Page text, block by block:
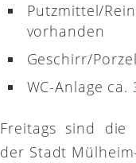
Putzmittel/
vorhanden
Geschirr/
WC-Anlage
Freitags sind
der Stadt